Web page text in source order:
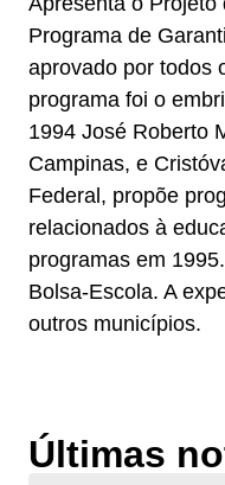
Programa de
aprovado por todos
programa foi o
1994 José Roberto
Campinas, e
Federal, propõe
relacionados à
programas em
Bolsa-Escola. A
outros municípios.
Últimas